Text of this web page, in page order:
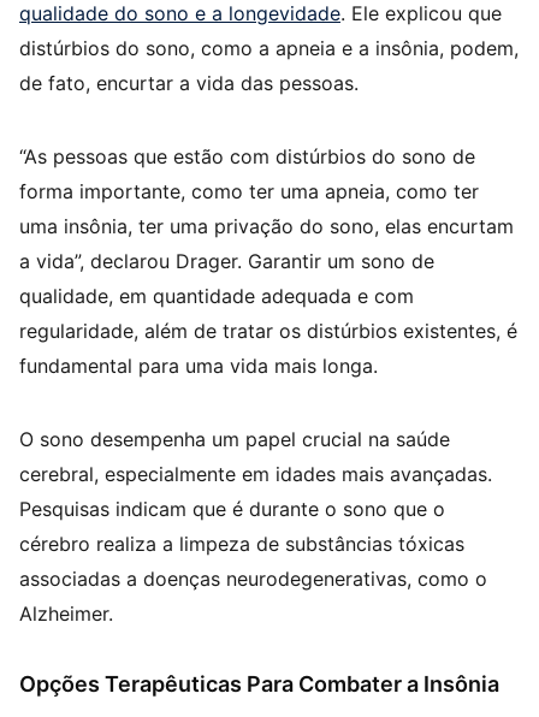
qualidade do sono e a longevidade. Ele explicou que
distúrbios do sono, como a apneia e a insônia, podem,
de fato, encurtar a vida das pessoas.
“As pessoas que estão com distúrbios do sono de
forma importante, como ter uma apneia, como ter
uma insônia, ter uma privação do sono, elas encurtam
a vida”, declarou Drager. Garantir um sono de
qualidade, em quantidade adequada e com
regularidade, além de tratar os distúrbios existentes, é
fundamental para uma vida mais longa.
O sono desempenha um papel crucial na saúde
cerebral, especialmente em idades mais avançadas.
Pesquisas indicam que é durante o sono que o
cérebro realiza a limpeza de substâncias tóxicas
associadas a doenças neurodegenerativas, como o
Alzheimer.
Opções Terapêuticas Para Combater a Insônia